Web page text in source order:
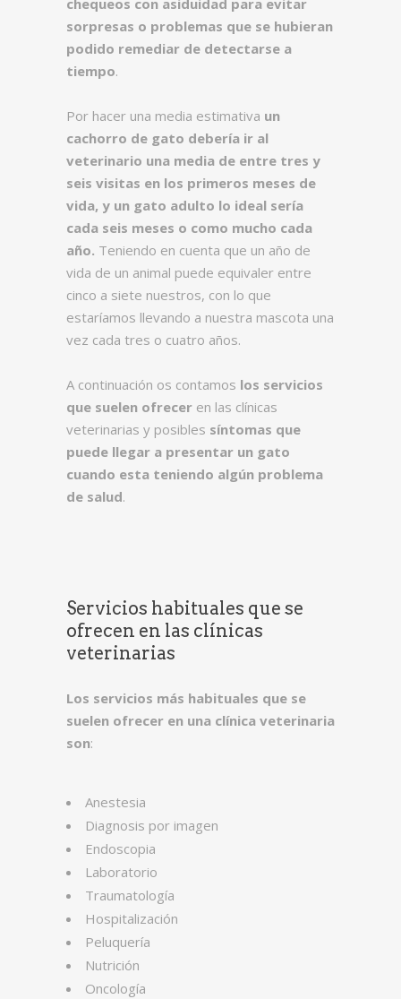
chequeos con asiduidad para evitar
sorpresas o problemas que se hubieran
podido remediar de detectarse a
tiempo.
Por hacer una media estimativa un
cachorro de gato debería ir al
veterinario una media de entre tres y
seis visitas en los primeros meses de
vida, y un gato adulto lo ideal sería
cada seis meses o como mucho cada
año. Teniendo en cuenta que un año de
vida de un animal puede equivaler entre
cinco a siete nuestros, con lo que
estaríamos llevando a nuestra mascota una
vez cada tres o cuatro años.
A continuación os contamos los servicios
que suelen ofrecer en las clínicas
veterinarias y posibles síntomas que
puede llegar a presentar un gato
cuando esta teniendo algún problema
de salud.
Servicios habituales que se
ofrecen en las clínicas
veterinarias
Los servicios más habituales que se
suelen ofrecer en una clínica veterinaria
son:
Anestesia
Diagnosis por imagen
Endoscopia
Laboratorio
Traumatología
Hospitalización
Peluquería
Nutrición
Oncología